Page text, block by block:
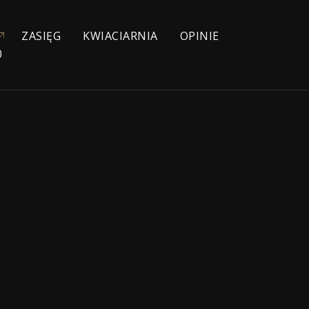
ZASIĘG KWIACIARNIA
OPINIE